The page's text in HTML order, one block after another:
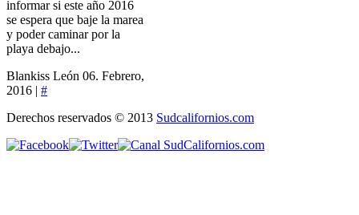
informar si este año 2016
se espera que baje la marea
y poder caminar por la
playa debajo...
Blankiss León 06. Febrero,
2016 | #
Derechos reservados © 2013 Sudcalifornios.com